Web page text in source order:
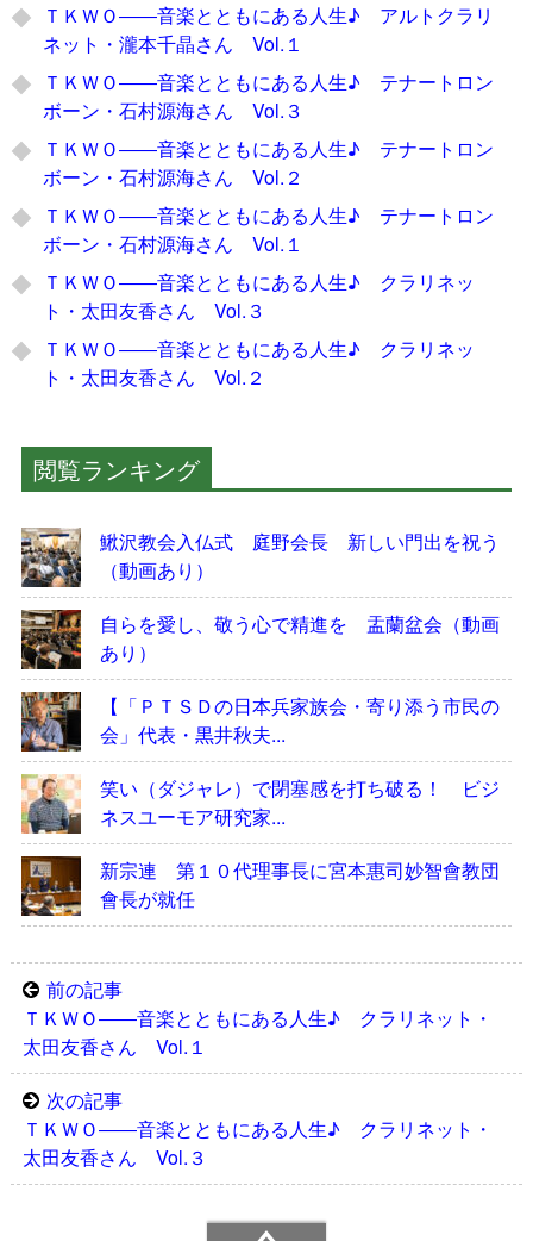
ＴＫＷＯ――音楽とともにある人生♪ アルトクラリ
ネット・瀧本千晶さん Vol.１
ＴＫＷＯ――音楽とともにある人生♪ テナートロン
ボーン・石村源海さん Vol.３
ＴＫＷＯ――音楽とともにある人生♪ テナートロン
ボーン・石村源海さん Vol.２
ＴＫＷＯ――音楽とともにある人生♪ テナートロン
ボーン・石村源海さん Vol.１
ＴＫＷＯ――音楽とともにある人生♪ クラリネッ
ト・太田友香さん Vol.３
ＴＫＷＯ――音楽とともにある人生♪ クラリネッ
ト・太田友香さん Vol.２
閲覧ランキング
鰍沢教会入仏式 庭野会長 新しい門出を祝う
（動画あり）
自らを愛し、敬う心で精進を 盂蘭盆会（動画
あり）
【「ＰＴＳＤの日本兵家族会・寄り添う市民の
会」代表・黒井秋夫...
笑い（ダジャレ）で閉塞感を打ち破る！ ビジ
ネスユーモア研究家...
新宗連 第１０代理事長に宮本惠司妙智會教団
會長が就任
前の記事
ＴＫＷＯ――音楽とともにある人生♪ クラリネット・
太田友香さん Vol.１
次の記事
ＴＫＷＯ――音楽とともにある人生♪ クラリネット・
太田友香さん Vol.３